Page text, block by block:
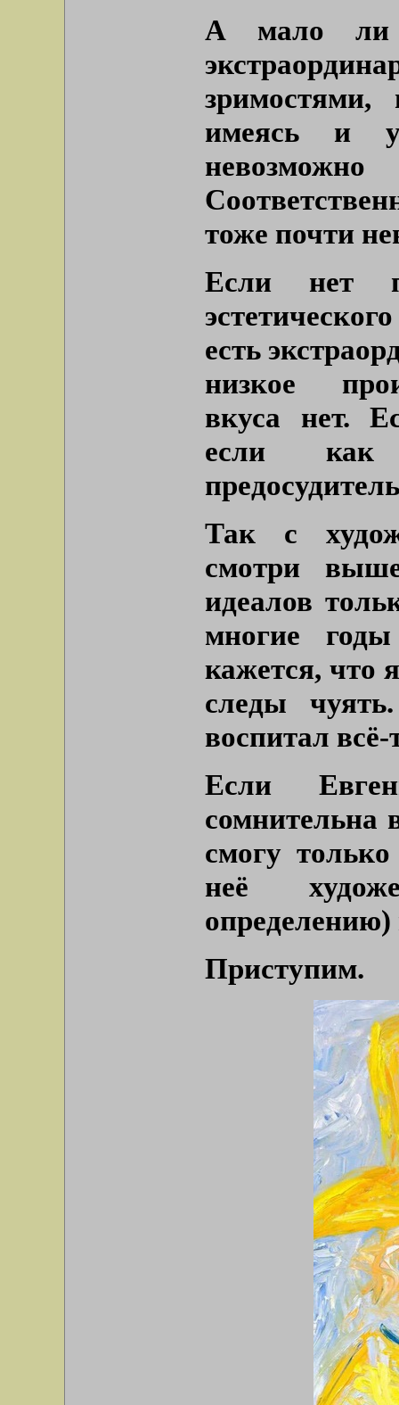
А мало ли
имеясь и
тоже почти
Если нет
есть
низкое
вкуса нет.
если
Так с
смотри
идеалов
многие
кажется, что
следы
воспитал всё-
Если
сомнительна
смогу
неё
определению)
Приступим.